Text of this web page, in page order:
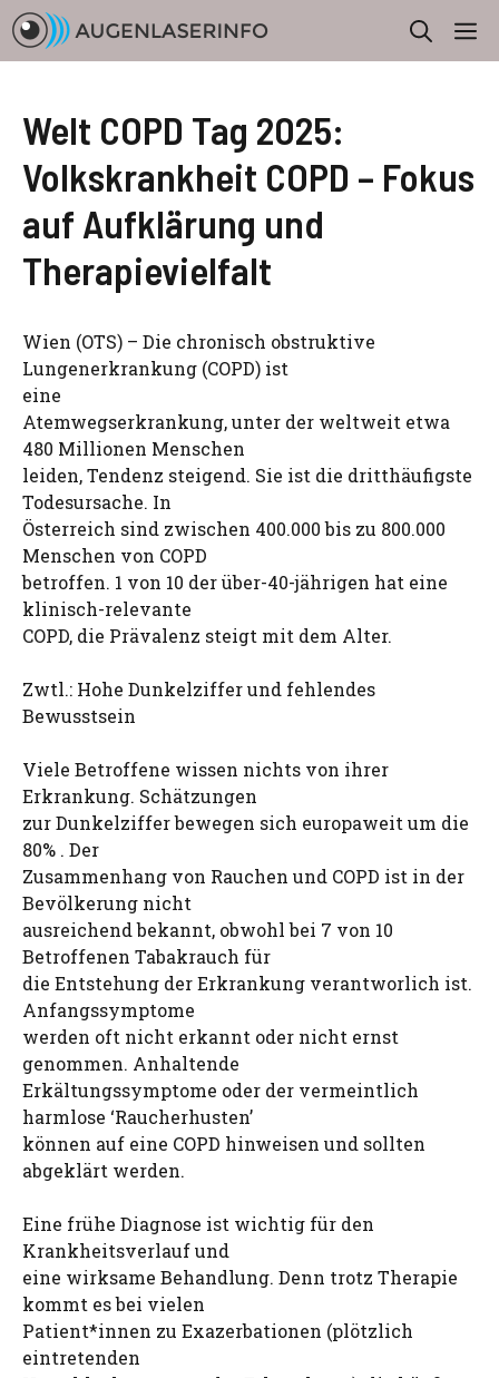
Zum
Inhalt
springen
Welt COPD Tag 2025:
Volkskrankheit COPD – Fokus
auf Aufklärung und
Therapievielfalt
Wien (OTS) – Die chronisch obstruktive
Lungenerkrankung (COPD) ist
eine
Atemwegserkrankung, unter der weltweit etwa
480 Millionen Menschen
leiden, Tendenz steigend. Sie ist die dritthäufigste
Todesursache. In
Österreich sind zwischen 400.000 bis zu 800.000
Menschen von COPD
betroffen. 1 von 10 der über-40-jährigen hat eine
klinisch-relevante
COPD, die Prävalenz steigt mit dem Alter.
Zwtl.: Hohe Dunkelziffer und fehlendes
Bewusstsein
Viele Betroffene wissen nichts von ihrer
Erkrankung. Schätzungen
zur Dunkelziffer bewegen sich europaweit um die
80% . Der
Zusammenhang von Rauchen und COPD ist in der
Bevölkerung nicht
ausreichend bekannt, obwohl bei 7 von 10
Betroffenen Tabakrauch für
die Entstehung der Erkrankung verantworlich ist.
Anfangssymptome
werden oft nicht erkannt oder nicht ernst
genommen. Anhaltende
Erkältungssymptome oder der vermeintlich
harmlose ‘Raucherhusten’
können auf eine COPD hinweisen und sollten
abgeklärt werden.
Eine frühe Diagnose ist wichtig für den
Krankheitsverlauf und
eine wirksame Behandlung. Denn trotz Therapie
kommt es bei vielen
Patient*innen zu Exazerbationen (plötzlich
eintretenden